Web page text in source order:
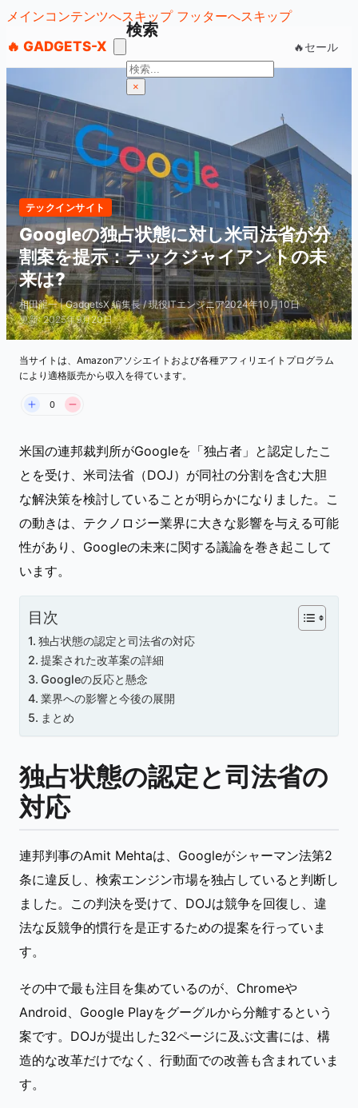
メインコンテンツへスキップ フッターへスキップ
🔥 GADGETS-X
🔥セール
検索
検
索×
テックインサイト
Googleの独占状態に対し米司法省が分
割案を提示：テックジャイアントの未
来は?
相田龍一 | GadgetsX 編集長 / 現役ITエンジニア2024年10月10日
更新: 2025年9月20日
当サイトは、Amazonアソシエイトおよび各種アフィリエイトプログラム
により適格販売から収入を得ています。
0
米国の連邦裁判所がGoogleを「独占者」と認定したこ
とを受け、米司法省（DOJ）が同社の分割を含む大胆
な解決策を検討していることが明らかになりました。こ
の動きは、テクノロジー業界に大きな影響を与える可能
性があり、Googleの未来に関する議論を巻き起こして
います。
目次
独占状態の認定と司法省の対応
提案された改革案の詳細
Googleの反応と懸念
業界への影響と今後の展開
まとめ
独占状態の認定と司法省の
対応
連邦判事のAmit Mehtaは、Googleがシャーマン法第2
条に違反し、検索エンジン市場を独占していると判断し
ました。この判決を受けて、DOJは競争を回復し、違
法な反競争的慣行を是正するための提案を行っていま
す。
その中で最も注目を集めているのが、Chromeや
Android、Google Playをグーグルから分離するという
案です。DOJが提出した32ページに及ぶ文書には、構
造的な改革だけでなく、行動面での改善も含まれていま
す。